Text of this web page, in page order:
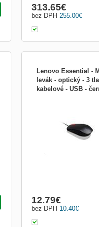
255.00€
bez DPH
313.65€
Lenovo Essential -
levák - optický - 3
kabelové - USB -
10.40€
bez DPH
12.79€